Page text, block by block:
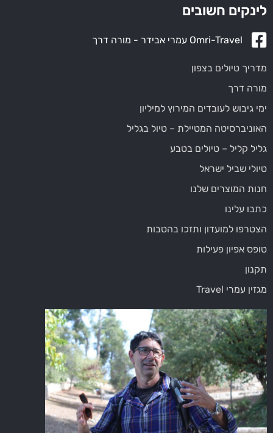
לינקים חשובים
Omri-Travel עמרי אבידר - מורה דרך
מדריך טיולים בצפון
מורה דרך
ימי גיבוש לעובדים המירוץ למיליון
האוניברסיטה המטיילת – טיול בגליל
גליל קליל – טיולים בטבע
טיולי שביל ישראל
חנות המוצרים שלנו
כתבו עלינו
הצטרפו למועדון ותזכו בהטבות
טופס אפיון פעילות
תקנון
מגזין עמרי Travel